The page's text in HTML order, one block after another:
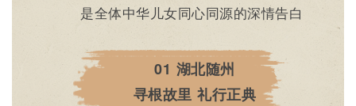
是全体中华儿女同心同源的深情告白
01 湖北随州
寻根故里 礼行正典